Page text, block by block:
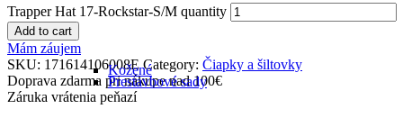
Kožené
Prestavbové sady
Trapper Hat 17-Rockstar-S/M quantity
Add to cart
Mám záujem
SKU: 171614106008E Category: Čiapky a šiltovky
Doprava zdarma pri nákupe nad 100€
Záruka vrátenia peňazí